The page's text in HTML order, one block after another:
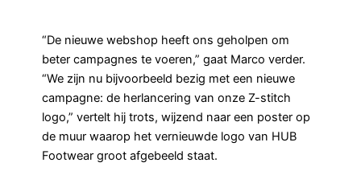
“De nieuwe webshop heeft ons geholpen om
beter campagnes te voeren,” gaat Marco verder.
“We zijn nu bijvoorbeeld bezig met een nieuwe
campagne: de herlancering van onze Z-stitch
logo,” vertelt hij trots, wijzend naar een poster op
de muur waarop het vernieuwde logo van HUB
Footwear groot afgebeeld staat.